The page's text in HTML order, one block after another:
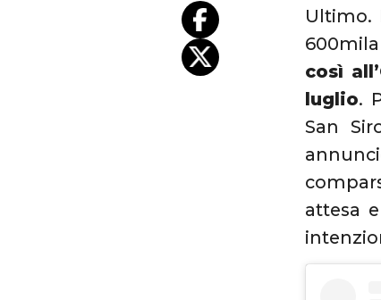
Ultimo.
così
luglio.
San
attesa